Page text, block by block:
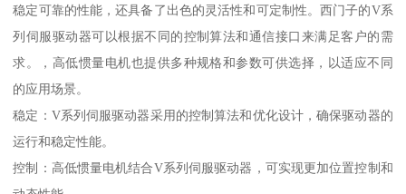
稳定可靠的性能，还具备了出色的灵活性和可定制性。西门子的V系
列伺服驱动器可以根据不同的控制算法和通信接口来满足客户的需
求。，高低惯量电机也提供多种规格和参数可供选择，以适应不同
的应用场景。
稳定：V系列伺服驱动器采用的控制算法和优化设计，确保驱动器的
运行和稳定性能。
控制：高低惯量电机结合V系列伺服驱动器，可实现更加位置控制和